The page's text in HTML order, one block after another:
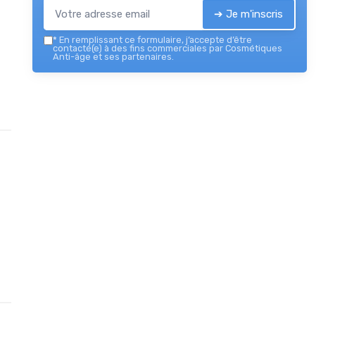
➔ Je m'inscris
* En remplissant ce formulaire, j’accepte d’être
contacté(e) à des fins commerciales par Cosmétiques
Anti-âge et ses partenaires.